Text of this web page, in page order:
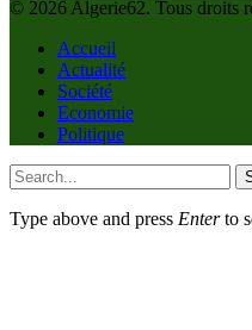
© 2026 Algerie62. Tous droits
Accueil
Actualité
Société
Economie
Politique
Type above and press Enterto